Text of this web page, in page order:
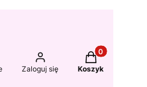
Zaloguj się
Produkty w
Koszyk